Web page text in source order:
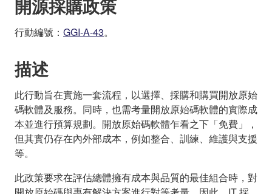
開源採購政策
行動編號： GGI-A-43。
描述
此行動旨在實施一套流程，以選擇、採購和購買開放原始
碼軟體及服務。同時，也需考量開放原始碼軟體的實際成
本並進行預算規劃。開放原始碼軟體乍看之下「免費」，
但其實仍存在內外部成本，例如整合、訓練、維護與支援
等。
此政策要求在評估總體擁有成本與品質的最佳組合時，對